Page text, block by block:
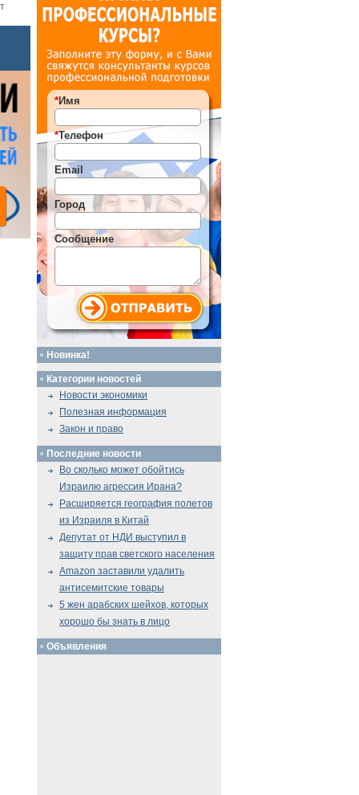
*Имя
*Телефон
Email
Город
Сообщение
Новинка!
Категории новостей
Новости экономики
Полезная информация
Закон и право
Последние новости
Во сколько может обойтись
Израилю агрессия Ирана?
Расширяется география полетов
из Израиля в Китай
Депутат от НДИ выступил в
защиту прав светского населения
Amazon заставили удалить
антисемитские товары
5 жен арабских шейхов, которых
хорошо бы знать в лицо
Объявления